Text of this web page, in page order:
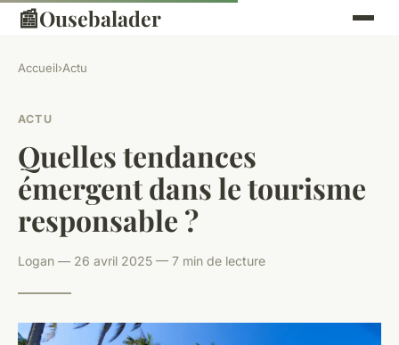
📰Ousebalader
Accueil›Actu
ACTU
Quelles tendances
émergent dans le tourisme
responsable ?
Logan — 26 avril 2025 — 7 min de lecture